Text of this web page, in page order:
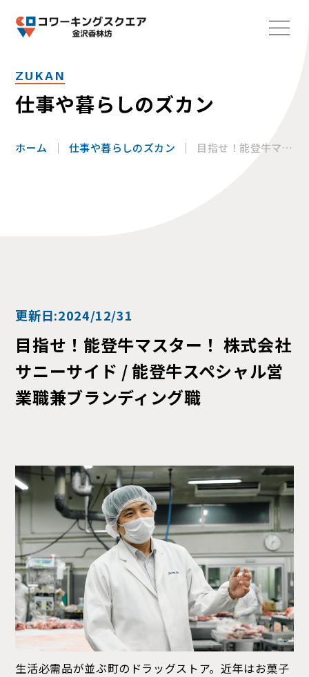
ZUKAN
仕事や暮らしのズカン
ホーム 仕事や暮らしのズカン
目指せ！能登牛マス
更新日:2024/12/31
目指せ！能登牛マスター！ 株式会社
サニーサイド / 能登牛スペシャル営
業職兼ブランディング職
生活必需品が並ぶ町のドラッグストア。近年はお菓子